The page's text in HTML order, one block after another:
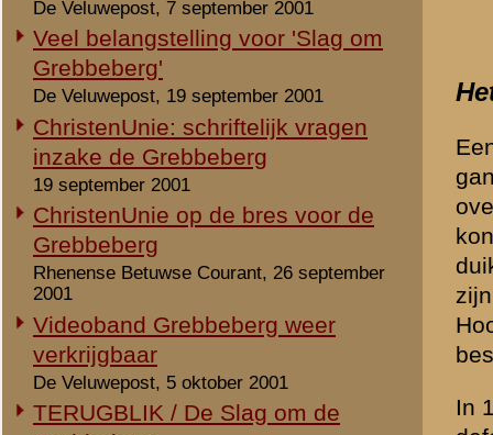
2000
Slag om Grebbeberg op cd-rom
Gelders Dagblad, 26 april 2000
Cd-rom over de Slag om de
Grebbeberg
Gelders Dagblad, 5 mei 2000
Rhenenaar en Wageninger vinden
elkaar in bijzonder project
De Rijnpost, 19 mei 2000
Oud-lid Waffen-SS spreekt in
tijdsdocument over slag om
Grebbeberg
De Veluwepost, 24 november 2000
1999
Slag om Grebbeberg op Internet en
cd-rom
De Rijnpost, 5 mei 1999
C. Grebbedijk
E. De Grebbeberg
F. Hotel de Grebbe,
G. Oorspronkelijke woning
naar de Grebbeberg
In de achttiende en
revolutionaire Franse
kleine republiek de
eeuw later is het wel
papier. In de periode die
positie in de frontlijn. De
worden vier kazematten